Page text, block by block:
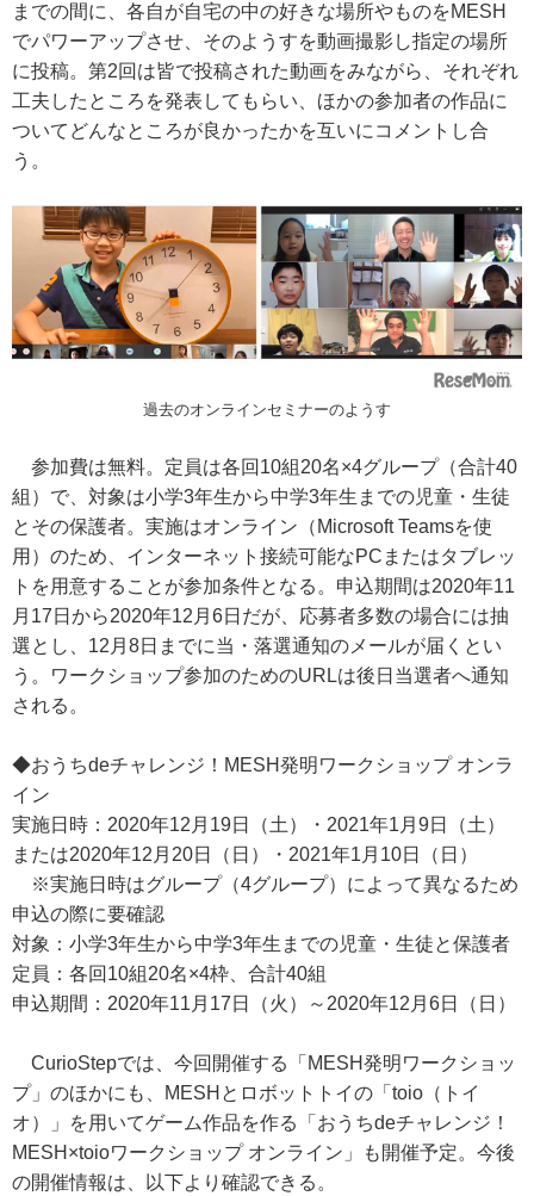
までの間に、各自が自宅の中の好きな場所やものをMESH
でパワーアップさせ、そのようすを動画撮影し指定の場所
に投稿。第2回は皆で投稿された動画をみながら、それぞれ
工夫したところを発表してもらい、ほかの参加者の作品に
ついてどんなところが良かったかを互いにコメントし合
う。
過去のオンラインセミナーのようす
参加費は無料。定員は各回10組20名×4グループ（合計40
組）で、対象は小学3年生から中学3年生までの児童・生徒
とその保護者。実施はオンライン（Microsoft Teamsを使
用）のため、インターネット接続可能なPCまたはタブレッ
トを用意することが参加条件となる。申込期間は2020年11
月17日から2020年12月6日だが、応募者多数の場合には抽
選とし、12月8日までに当・落選通知のメールが届くとい
う。ワークショップ参加のためのURLは後日当選者へ通知
される。
◆おうちdeチャレンジ！MESH発明ワークショップ オンラ
イン
実施日時：2020年12月19日（土）・2021年1月9日（土）
または2020年12月20日（日）・2021年1月10日（日）
※実施日時はグループ（4グループ）によって異なるため
申込の際に要確認
対象：小学3年生から中学3年生までの児童・生徒と保護者
定員：各回10組20名×4枠、合計40組
申込期間：2020年11月17日（火）～2020年12月6日（日）
CurioStepでは、今回開催する「MESH発明ワークショッ
プ」のほかにも、MESHとロボットトイの「toio（トイ
オ）」を用いてゲーム作品を作る「おうちdeチャレンジ！
MESH×toioワークショップ オンライン」も開催予定。今後
の開催情報は、以下より確認できる。